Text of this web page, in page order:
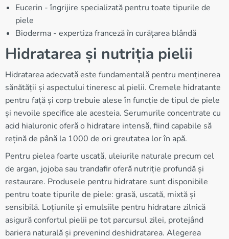
Eucerin - îngrijire specializată pentru toate tipurile de
piele
Bioderma - expertiza franceză în curățarea blândă
Hidratarea și nutriția pielii
Hidratarea adecvată este fundamentală pentru menținerea
sănătății și aspectului tineresc al pielii. Cremele hidratante
pentru față și corp trebuie alese în funcție de tipul de piele
și nevoile specifice ale acesteia. Serumurile concentrate cu
acid hialuronic oferă o hidratare intensă, fiind capabile să
rețină de până la 1000 de ori greutatea lor în apă.
Pentru pielea foarte uscată, uleiurile naturale precum cel
de argan, jojoba sau trandafir oferă nutriție profundă și
restaurare. Produsele pentru hidratare sunt disponibile
pentru toate tipurile de piele: grasă, uscată, mixtă și
sensibilă. Loțiunile și emulsiile pentru hidratare zilnică
asigură confortul pielii pe tot parcursul zilei, protejând
bariera naturală și prevenind deshidratarea. Alegerea